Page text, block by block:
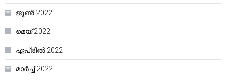
ജൂൺ 2022
മെയ്‌ 2022
ഏപ്രിൽ 2022
മാർച്ച്‌ 2022